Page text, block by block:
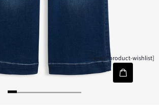
[node-product-wishlist]